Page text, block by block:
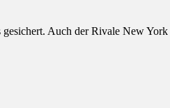
Auch der Rivale New